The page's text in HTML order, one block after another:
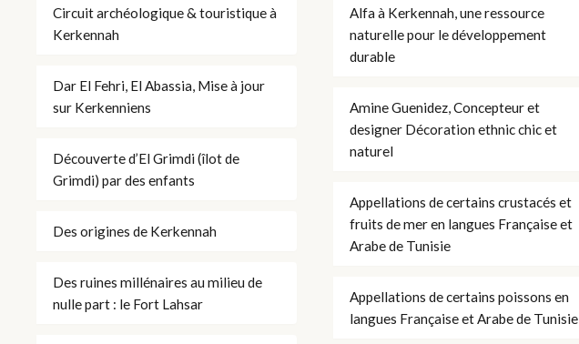
Circuit archéologique & touristique à
Kerkennah
Dar El Fehri, El Abassia, Mise à jour
sur Kerkenniens
Découverte d’El Grimdi (îlot de
Grimdi) par des enfants
Des origines de Kerkennah
Des ruines millénaires au milieu de
nulle part : le Fort Lahsar
Alfa à Kerkennah, une ressource
naturelle pour le développement
durable
Amine Guenidez, Concepteur et
designer Décoration ethnic chic et
naturel
Appellations de certains crustacés et
fruits de mer en langues Française et
Arabe de Tunisie
Appellations de certains poissons en
langues Française et Arabe de Tunisie